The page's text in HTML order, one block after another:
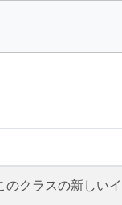
クラスの新しい